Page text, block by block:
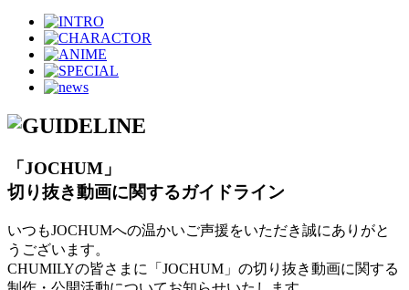
「JOCHUM」
切り抜き動画に関するガイドライン
いつもJOCHUMへの温かいご声援をいただき誠にありがと
うございます。
CHUMILYの皆さまに「JOCHUM」の切り抜き動画に関する